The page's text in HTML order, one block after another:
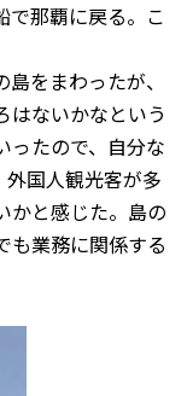
で那覇に戻る。こ
をまわったが、
はないかなという
ったので、自分な
外国人観光客が多
かと感じた。島の
も業務に関係する